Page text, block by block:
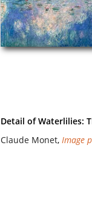
Detail of Waterlilies:
Claude Monet,Image